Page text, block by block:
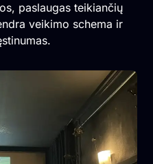
paslaugas teikiančių
veikimo schema ir